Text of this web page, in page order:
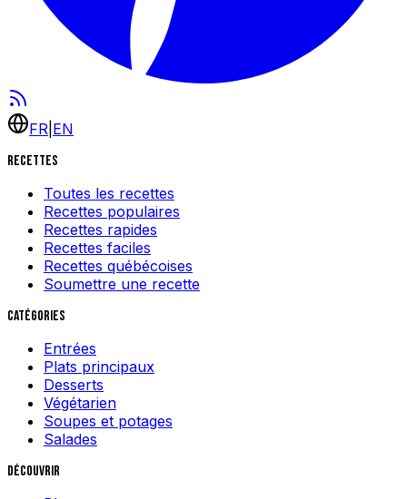
FR EN
Recettes
Toutes les recettes
Recettes populaires
Recettes rapides
Recettes faciles
Recettes québécoises
Soumettre une recette
Catégories
Entrées
Plats principaux
Desserts
Végétarien
Soupes et potages
Salades
Découvrir